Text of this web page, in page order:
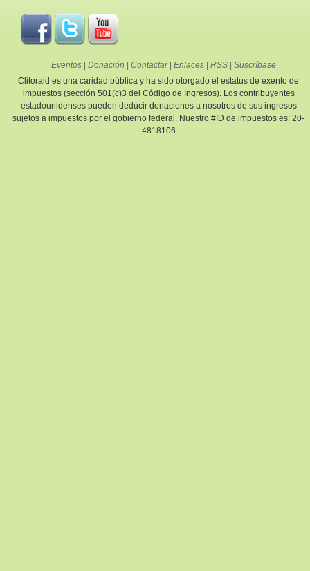
Eventos | Donación | Contactar| Enlaces | RSS | Suscríbase
Clitoraid es una caridad pública y ha sido otorgado el estatus de exento de
impuestos (sección 501(c)3 del Código de Ingresos). Los contribuyentes
estadounidenses pueden deducir donaciones a nosotros de sus ingresos
sujetos a impuestos por el gobierno federal. Nuestro #ID de impuestos es: 20-
4818106